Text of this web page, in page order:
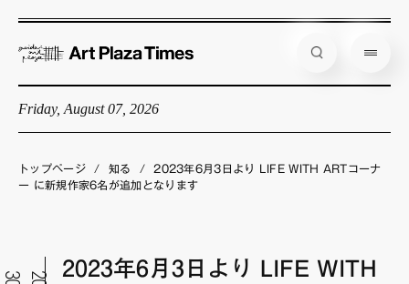
Friday, August 07, 2026
企画展情報
アーティスト
トップページ / 知る /
2023年6月3日より LIFE WITH ARTコーナ
ー に新規作家6名が追加となります
0
2023年6月3日より LIFE WITH